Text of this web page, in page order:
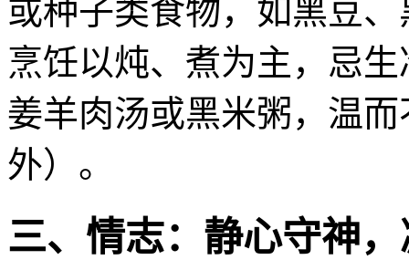
或种子类食物，如黑豆
烹饪以炖、煮为主，忌
姜羊肉汤或黑米粥，温
外）。
三、情志：静心守神